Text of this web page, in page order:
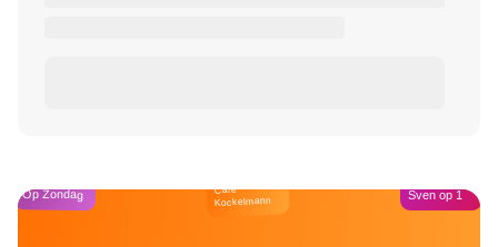
Op Zondag Café
Kockelmann Sven op 1